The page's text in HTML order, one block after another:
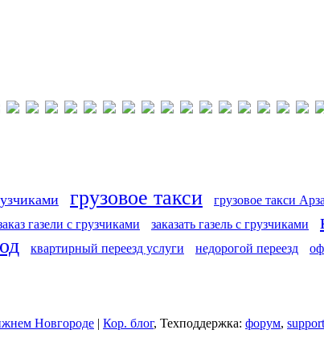
грузовое такси грузовое такси
газели с грузчиками заказать газель с грузчиками
квартирный переезд услуги недорогой переезд
Новгороде | Кор. блог, Техподдержка: форум,